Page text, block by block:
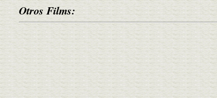
Otros Films: